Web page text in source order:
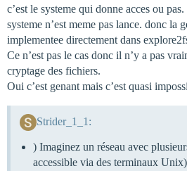
c’est le systeme qui donne acces ou
systeme n’est meme pas lance. donc la
implementee directement dans
Ce n’est pas le cas donc il n’y a pas
cryptage des fichiers.
Oui c’est genant mais c’est quasi
Strider_1_1:
) Imaginez un réseau avec
accessible via des terminaux